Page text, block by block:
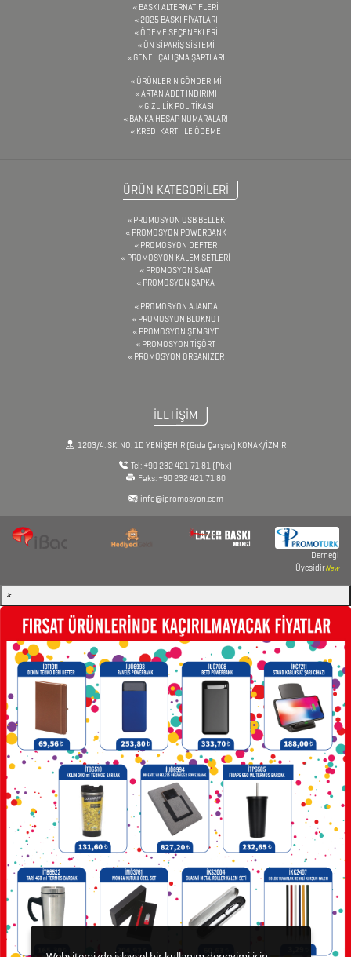
MAKAS
FRENCH
PRESS
GERİ
DÖNÜŞÜMLÜ
ÜRÜNLER
KABLOSUZ
KULAKLIK
KALEM
KUTULARI
KALEM
SETLERİ
KALEMLER
KALEMLİKLER
BASKI ALTERNATİFLERİ
2025 BASKI FİYATLARI
ÖDEME SEÇENEKLERİ
ÖN SİPARİŞ SİSTEMİ
GENEL ÇALIŞMA ŞARTLARI
ÜRÜNLERİN GÖNDERİMİ
ARTAN ADET İNDİRİMİ
GİZLİLİK POLİTİKASI
BANKA HESAP NUMARALARI
KREDİ KARTI İLE ÖDEME
ÜRÜN KATEGORİLERİ
PROMOSYON USB BELLEK
PROMOSYON POWERBANK
PROMOSYON DEFTER
PROMOSYON KALEM SETLERİ
PROMOSYON SAAT
PROMOSYON ŞAPKA
PROMOSYON AJANDA
PROMOSYON BLOKNOT
PROMOSYON ŞEMSİYE
PROMOSYON TİŞÖRT
PROMOSYON ORGANİZER
İLETİŞİM
1203/4. SK. NO: 1D YENİŞEHİR (Gıda Çarşısı) KONAK/İZMİR
Tel: +90 232 421 71 81 (Pbx)
Faks: +90 232 421 71 80
info@ipromosyon.com
Derneği
ÜyesidirNew
×